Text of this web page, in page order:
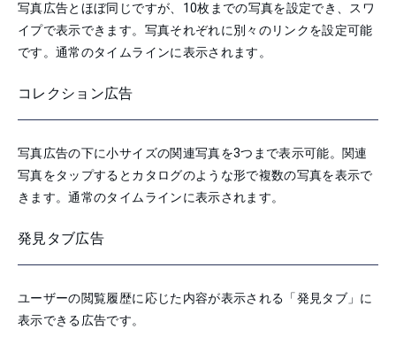
写真広告とほぼ同じですが、10枚までの写真を設定でき、スワ
イプで表示できます。写真それぞれに別々のリンクを設定可能
です。通常のタイムラインに表示されます。
コレクション広告
写真広告の下に小サイズの関連写真を3つまで表示可能。関連
写真をタップするとカタログのような形で複数の写真を表示で
きます。通常のタイムラインに表示されます。
発見タブ広告
ユーザーの閲覧履歴に応じた内容が表示される「発見タブ」に
表示できる広告です。